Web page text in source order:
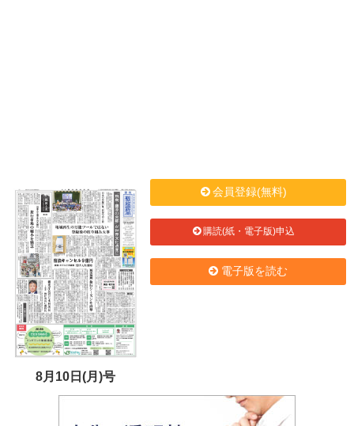
8月10日(月)号
会員登録(無料)
購読(紙・電子版)申込
電子版を読む